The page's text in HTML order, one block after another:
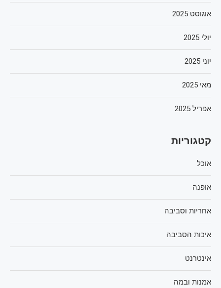
אוגוסט 2025
יולי 2025
יוני 2025
מאי 2025
אפריל 2025
קטגוריות
אוכל
אופנה
אחריות וסביבה
איכות הסביבה
אינטרנט
אמנות ובמה